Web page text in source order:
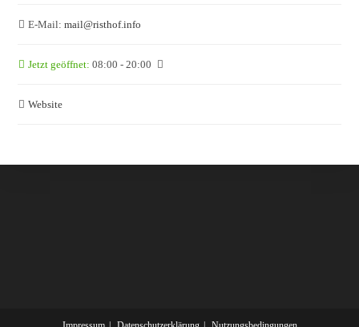
E-Mail: mail@risthof.info
Jetzt geöffnet: 08:00 - 20:00
Website